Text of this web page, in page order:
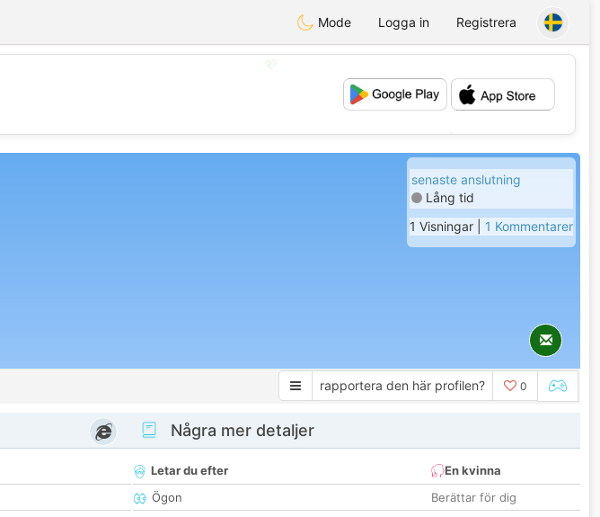
Mode Logga in Registrera
💕
senaste anslutning
Lång tid
1 Visningar | 1 Kommentarer
rapportera den här profilen? 0
Några mer detaljer
Letar du efter
En kvinna
Ögon
Berättar för dig